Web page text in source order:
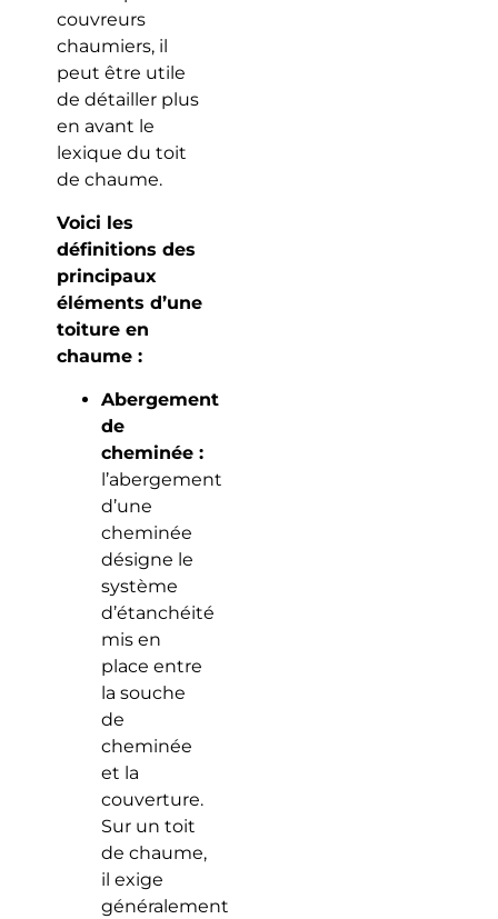
couvreurs
chaumiers, il
peut être utile
de détailler plus
en avant le
lexique du toit
de chaume.
Voici les
définitions des
principaux
éléments d’une
toiture en
chaume :
Abergement
de
cheminée :
l’abergement
d’une
cheminée
désigne le
système
d’étanchéité
mis en
place entre
la souche
de
cheminée
et la
couverture.
Sur un toit
de chaume,
il exige
généralement